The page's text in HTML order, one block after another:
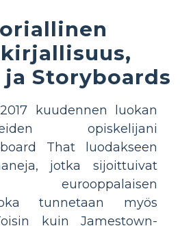
Storyboards
kuudennen luokan
opiskelijani
That luodakseen
jotka sijoittuivat
eurooppalaisen
tunnetaan myös
kuin Jamestown-